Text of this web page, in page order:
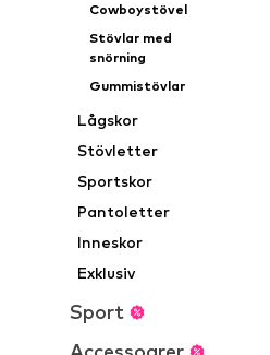
Cowboystövel
Stövlar med
snörning
Gummistövlar
Lågskor
Stövletter
Sportskor
Pantoletter
Inneskor
Exklusiv
Sport